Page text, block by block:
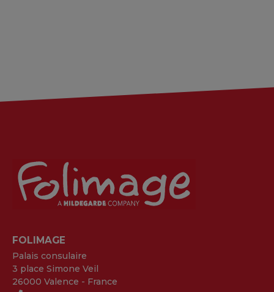
FOLIMAGE
Palais consulaire
3 place Simone Veil
26000 Valence - France